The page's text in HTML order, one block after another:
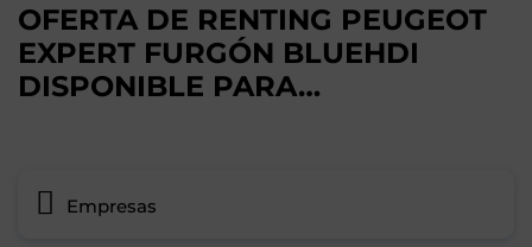
OFERTA DE RENTING PEUGEOT
EXPERT FURGÓN BLUEHDI
DISPONIBLE PARA…
Empresas